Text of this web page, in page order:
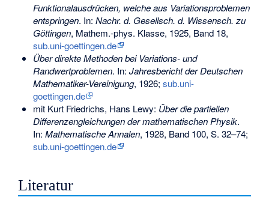
Funktionalausdrücken, welche aus Variationsproblemen
entspringen. In: Nachr. d. Gesellsch. d. Wissensch. zu
Göttingen, Mathem.-phys. Klasse, 1925, Band 18,
sub.uni-goettingen.de
Über direkte Methoden bei Variations- und
Randwertproblemen. In: Jahresbericht der Deutschen
Mathematiker-Vereinigung, 1926; sub.uni-
goettingen.de
mit Kurt Friedrichs, Hans Lewy: Über die partiellen
Differenzengleichungen der mathematischen Physik.
In: Mathematische Annalen, 1928, Band 100, S. 32–74;
sub.uni-goettingen.de
Literatur